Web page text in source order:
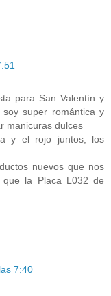
para San Valentín y
super romántica y
manicuras dulces
y el rojo juntos, los
nuevos que nos
que la Placa L032 de
7:40